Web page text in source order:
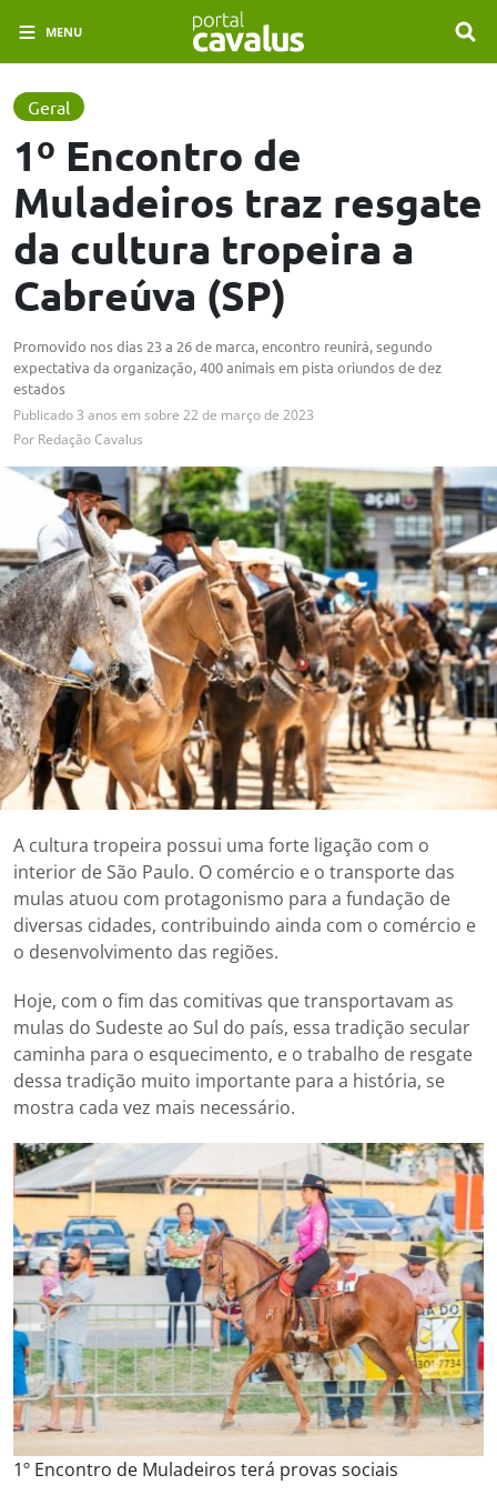
MENU
Geral
1º Encontro de
Muladeiros traz resgate
da cultura tropeira a
Cabreúva (SP)
Promovido nos dias 23 a 26 de marca, encontro reunirá, segundo
expectativa da organização, 400 animais em pista oriundos de dez
estados
Publicado3 anos em sobre 22 de março de 2023
Por Redação Cavalus
A cultura tropeira possui uma forte ligação com o
interior de São Paulo. O comércio e o transporte das
mulas atuou com protagonismo para a fundação de
diversas cidades, contribuindo ainda com o comércio e
o desenvolvimento das regiões.
Hoje, com o fim das comitivas que transportavam as
mulas do Sudeste ao Sul do país, essa tradição secular
caminha para o esquecimento, e o trabalho de resgate
dessa tradição muito importante para a história, se
mostra cada vez mais necessário.
1º Encontro de Muladeiros terá provas sociais